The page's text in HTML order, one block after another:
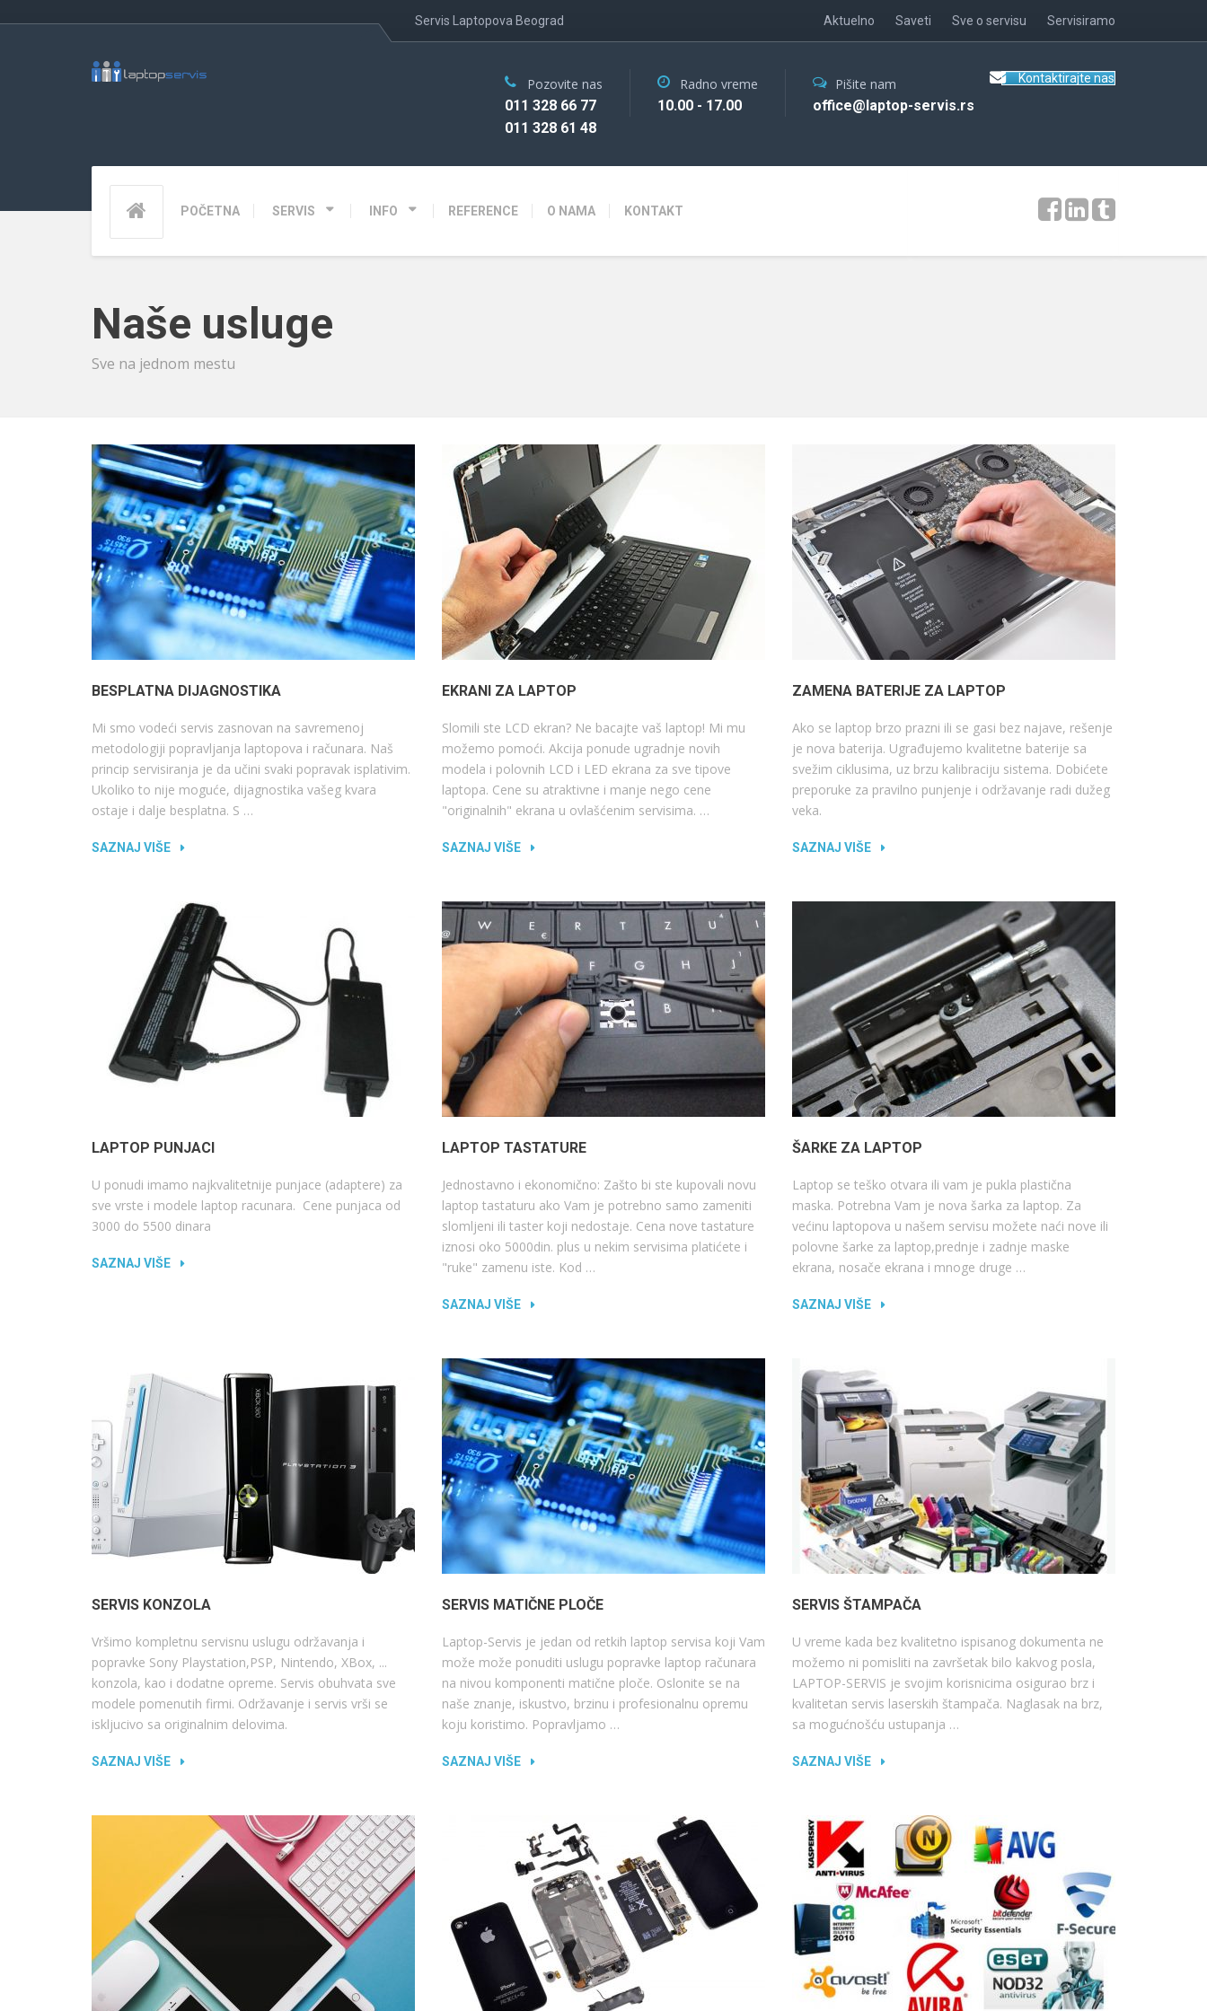
Servis Laptopova Beograd Aktuelno Saveti Sve o servisu Servisiramo
POČETNA SERVIS INFO REFERENCE O NAMA KONTAKT
Pozovite nas
011 328 66 77
011 328 61 48
Radno vreme
10.00 - 17.00
Pišite nam
office@laptop-servis.rs
Kontaktirajte nas
Naše usluge
Sve na jednom mestu
BESPLATNA DIJAGNOSTIKA
Mi smo vodeći servis zasnovan na savremenoj
metodologiji popravljanja laptopova i računara. Naš
princip servisiranja je da učini svaki popravak isplativim.
Ukoliko to nije moguće, dijagnostika vašeg kvara
ostaje i dalje besplatna. S …
SAZNAJ VIŠE
EKRANI ZA LAPTOP
Slomili ste LCD ekran? Ne bacajte vaš laptop! Mi mu
možemo pomoći. Akcija ponude ugradnje novih
modela i polovnih LCD i LED ekrana za sve tipove
laptopa. Cene su atraktivne i manje nego cene
"originalnih" ekrana u ovlašćenim servisima. …
SAZNAJ VIŠE
ZAMENA BATERIJE ZA LAPTOP
Ako se laptop brzo prazni ili se gasi bez najave, rešenje
je nova baterija. Ugrađujemo kvalitetne baterije sa
svežim ciklusima, uz brzu kalibraciju sistema. Dobićete
preporuke za pravilno punjenje i održavanje radi dužeg
veka.
SAZNAJ VIŠE
LAPTOP PUNJACI
U ponudi imamo najkvalitetnije punjace (adaptere) za
sve vrste i modele laptop racunara. Cene punjaca od
3000 do 5500 dinara
SAZNAJ VIŠE
LAPTOP TASTATURE
Jednostavno i ekonomično: Zašto bi ste kupovali novu
laptop tastaturu ako Vam je potrebno samo zameniti
slomljeni ili taster koji nedostaje. Cena nove tastature
iznosi oko 5000din. plus u nekim servisima platićete i
"ruke" zamenu iste. Kod …
SAZNAJ VIŠE
ŠARKE ZA LAPTOP
Laptop se teško otvara ili vam je pukla plastična
maska. Potrebna Vam je nova šarka za laptop. Za
većinu laptopova u našem servisu možete naći nove ili
polovne šarke za laptop,prednje i zadnje maske
ekrana, nosače ekrana i mnoge druge …
SAZNAJ VIŠE
SERVIS KONZOLA
Vršimo kompletnu servisnu uslugu održavanja i
popravke Sony Playstation,PSP, Nintendo, XBox, ...
konzola, kao i dodatne opreme. Servis obuhvata sve
modele pomenutih firmi. Održavanje i servis vrši se
iskljucivo sa originalnim delovima.
SAZNAJ VIŠE
SERVIS MATIČNE PLOČE
Laptop-Servis je jedan od retkih laptop servisa koji Vam
može može ponuditi uslugu popravke laptop računara
na nivou komponenti matične ploče. Oslonite se na
naše znanje, iskustvo, brzinu i profesionalnu opremu
koju koristimo. Popravljamo …
SAZNAJ VIŠE
SERVIS ŠTAMPAČA
U vreme kada bez kvalitetno ispisanog dokumenta ne
možemo ni pomisliti na završetak bilo kakvog posla,
LAPTOP-SERVIS je svojim korisnicima osigurao brz i
kvalitetan servis laserskih štampača. Naglasak na brz,
sa mogućnošću ustupanja …
SAZNAJ VIŠE